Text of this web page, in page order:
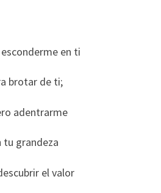
en ti
brotar de ti;
adentrarme
tu grandeza
el valor